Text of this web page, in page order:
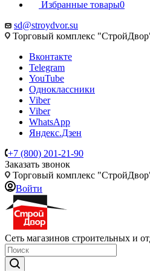
Избранные товары0
sd@stroydvor.su
Торговый комплекс
Вконтакте
Telegram
YouTube
Одноклассники
Viber
Viber
WhatsApp
Яндекс.Дзен
+7 (800) 201-21-90
Заказать звонок
Торговый комплекс
Войти
Сеть магазинов строительных и